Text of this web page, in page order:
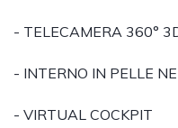
- TELECAMERA 360°
- INTERNO IN PELLE
- VIRTUAL COCKPIT